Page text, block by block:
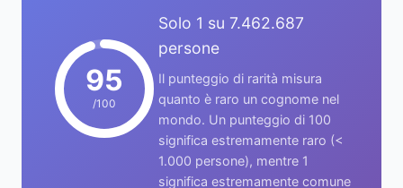
95
/100
Solo 1 su 7.462.687
persone
Il punteggio di rarità misura
quanto è raro un cognome nel
mondo. Un punteggio di 100
significa estremamente raro (<
1.000 persone), mentre 1
significa estremamente comune